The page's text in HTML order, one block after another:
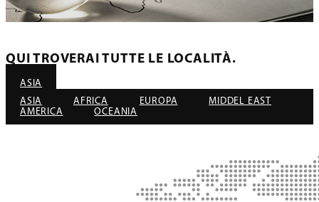
QUI TROVERAI TUTTE LE LOCALITÀ.
ASIA
ASIA
AFRICA EUROPA
MIDDEL EAST
AMERICA
OCEANIA